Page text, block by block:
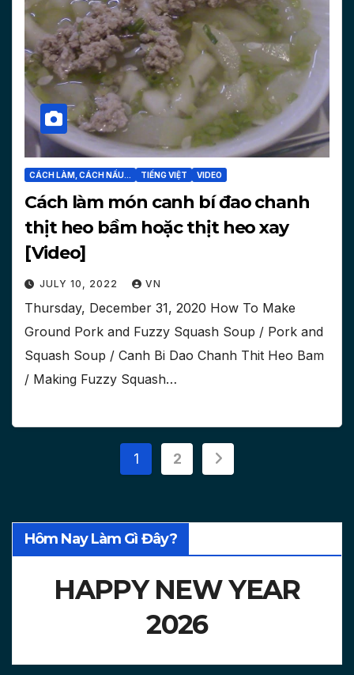
CÁCH LÀM, CÁCH NẤU... TIẾNG VIỆT VIDEO
Cách làm món canh bí đao chanh
thịt heo bầm hoặc thịt heo xay
[Video]
JULY 10, 2022 VN
Thursday, December 31, 2020 How To Make
Ground Pork and Fuzzy Squash Soup / Pork and
Squash Soup / Canh Bi Dao Chanh Thit Heo Bam
/ Making Fuzzy Squash…
Posts
1 2
Hôm Nay Làm Gì Đây?
HAPPY NEW YEAR
2026